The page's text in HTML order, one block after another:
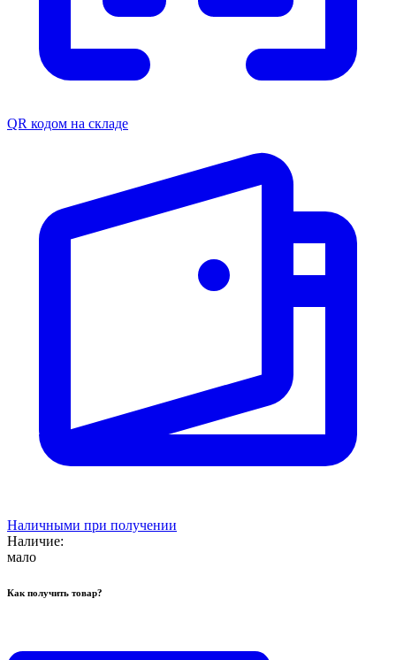
QR кодом на складе
Наличными при получении
Наличие:
мало
Как получить товар?